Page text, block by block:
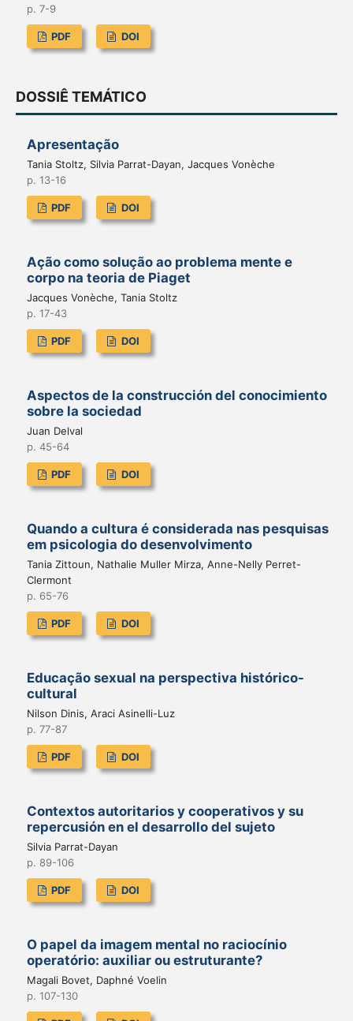
p. 7-9
PDF DOI
DOSSIÊ TEMÁTICO
Apresentação
Tania Stoltz, Silvia Parrat-Dayan, Jacques Vonèche
p. 13-16
PDF DOI
Ação como solução ao problema mente e
corpo na teoria de Piaget
Jacques Vonèche, Tania Stoltz
p. 17-43
PDF DOI
Aspectos de la construcción del conocimiento
sobre la sociedad
Juan Delval
p. 45-64
PDF DOI
Quando a cultura é considerada nas pesquisas
em psicologia do desenvolvimento
Tania Zittoun, Nathalie Muller Mirza, Anne-Nelly Perret-
Clermont
p. 65-76
PDF DOI
Educação sexual na perspectiva histórico-
cultural
Nilson Dinis, Araci Asinelli-Luz
p. 77-87
PDF DOI
Contextos autoritarios y cooperativos y su
repercusión en el desarrollo del sujeto
Silvia Parrat-Dayan
p. 89-106
PDF DOI
O papel da imagem mental no raciocínio
operatório: auxiliar ou estruturante?
Magali Bovet, Daphné Voelin
p. 107-130